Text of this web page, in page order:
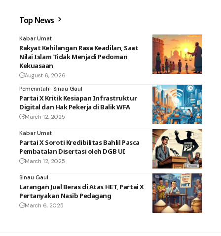
Top News
Kabar Umat
Rakyat Kehilangan Rasa Keadilan, Saat
Nilai Islam Tidak Menjadi Pedoman
Kekuasaan
August 6, 2026
Pemerintah
Sinau Gaul
Partai X Kritik Kesiapan Infrastruktur
Digital dan Hak Pekerja di Balik WFA
March 12, 2025
Kabar Umat
Partai X Soroti Kredibilitas Bahlil Pasca
Pembatalan Disertasi oleh DGB UI
March 12, 2025
Sinau Gaul
Larangan Jual Beras di Atas HET, Partai X
Pertanyakan Nasib Pedagang
March 6, 2025